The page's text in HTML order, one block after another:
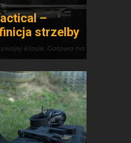
–
strzelby